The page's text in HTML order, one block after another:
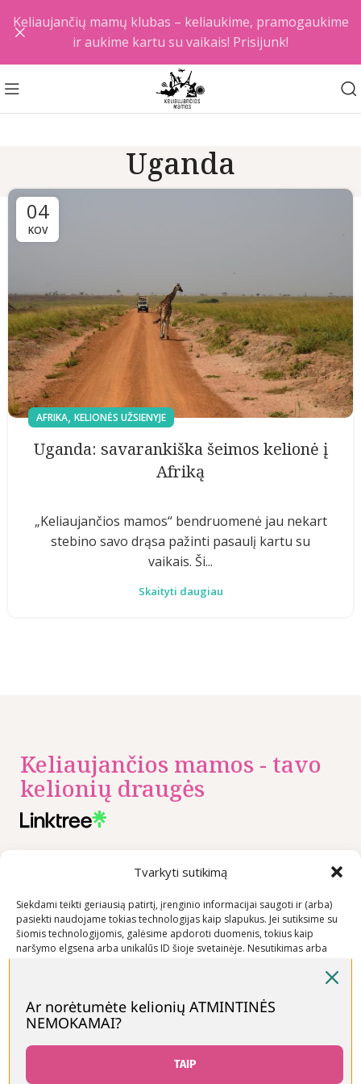
Tvarkyti sutikimą
Siekdami teikti geriausią patirtį, įrenginio informacijai saugoti ir (arba)
pasiekti naudojame tokias technologijas kaip slapukus. Jei sutiksime su
šiomis technologijomis, galėsime apdoroti duomenis, tokius kaip
naršymo elgsena arba unikalūs ID šioje svetainėje. Nesutikimas arba
Neigti
Uganda
04
KOV
AFRIKA, KELIONĖS UŽSIENYJE
Uganda: savarankiška šeimos kelionė į
Afriką
„Keliaujančios mamos“ bendruomenė jau nekart
stebino savo drąsa pažinti pasaulį kartu su
vaikais. Ši...
Skaityti daugiau
Keliaujančios mamos - tavo
kelionių draugės
politika
Prekių
pirkimo –
Prekių
pristatymo
sąlygos
Rekomenduojame
03600
Keliaujančių mamų klubas – keliaukime, pramogaukime
ir aukime kartu su vaikais! Prisijunk!
Ar norėtumėte kelionių ATMINTINĖS
NEMOKAMAI?
TAIP